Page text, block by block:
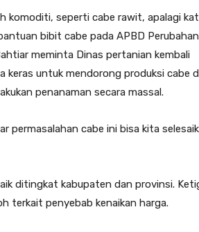
komoditi, seperti cabe rawit, apalagi
bibit cabe pada APBD
meminta Dinas pertanian kembali
keras untuk mendorong produksi cabe
penanaman secara massal.
permasalahan cabe ini bisa kita
ditingkat kabupaten dan provinsi.
terkait penyebab kenaikan harga.